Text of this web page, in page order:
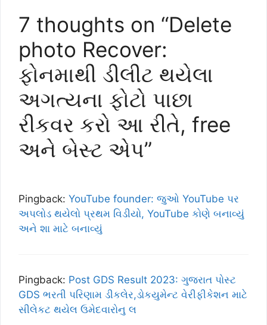
7 thoughts on “Delete
photo Recover:
ફોનમાથી ડીલીટ થયેલા
અગત્યના ફોટો પાછા
રીકવર કરો આ રીતે, free
અને બેસ્ટ એપ”
Pingback: YouTube founder: જુઓ YouTube પર
અપલોડ થયેલો પ્રથમ વિડીયો, YouTube કોણે બનાવ્યું
અને શા માટે બનાવ્યું
Pingback: Post GDS Result 2023: ગુજરાત પોસ્ટ
GDS ભરતી પરિણામ ડીકલેર,ડોકયુમેન્ટ વેરીફીકેશન માટે
સીલેકટ થયેલ ઉમેદવારોનુ લ